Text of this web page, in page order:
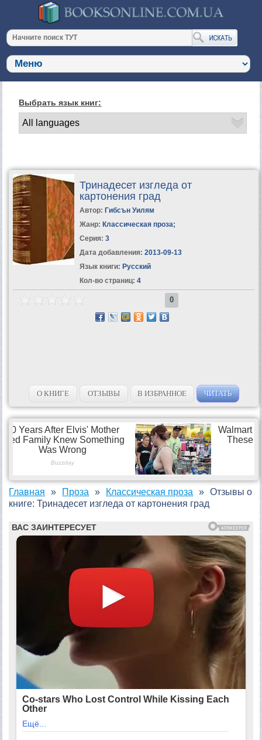
Выбрать язык книг:
Тринадесет изгледа от
картонения град
Автор: Гибсън Уилям
Жанр: Классическая проза;
Серия: 3
Дата добавления: 2013-09-13
Язык книги: Русский
Кол-во страниц: 4
0
О КНИГЕ ОТЗЫВЫ В ИЗБРАННОЕ ЧИТАТЬ
Главная Проза Классическая проза
Отзывы о
книге: Тринадесет изгледа от картонения град